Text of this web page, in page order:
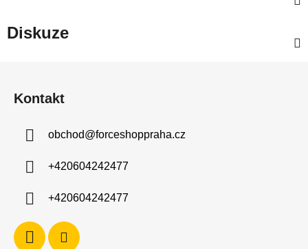
Diskuze
Kontakt
obchod@forceshoppraha.cz
+420604242477
+420604242477